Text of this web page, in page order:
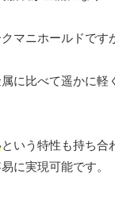
マニホールドです
に比べて遥かに
という特性も持ち合
に実現可能です。